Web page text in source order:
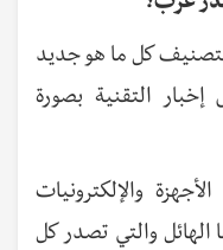
كل ما هو جديد
التقنية بصورة
والإلكترونيات
الهائل والتي تصدر كل